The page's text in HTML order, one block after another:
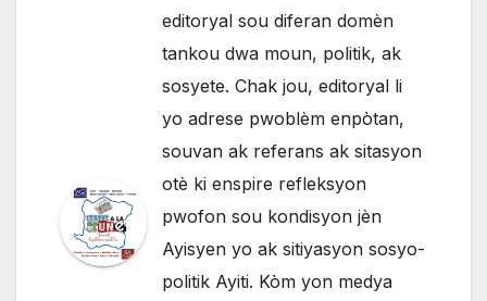
editoryal sou diferan domèn
tankou dwa moun, politik, ak
sosyete. Chak jou, editoryal li
yo adrese pwoblèm enpòtan,
souvan ak referans ak sitasyon
otè ki enspire refleksyon
pwofon sou kondisyon jèn
Ayisyen yo ak sitiyasyon sosyo-
politik Ayiti. Kòm yon medya